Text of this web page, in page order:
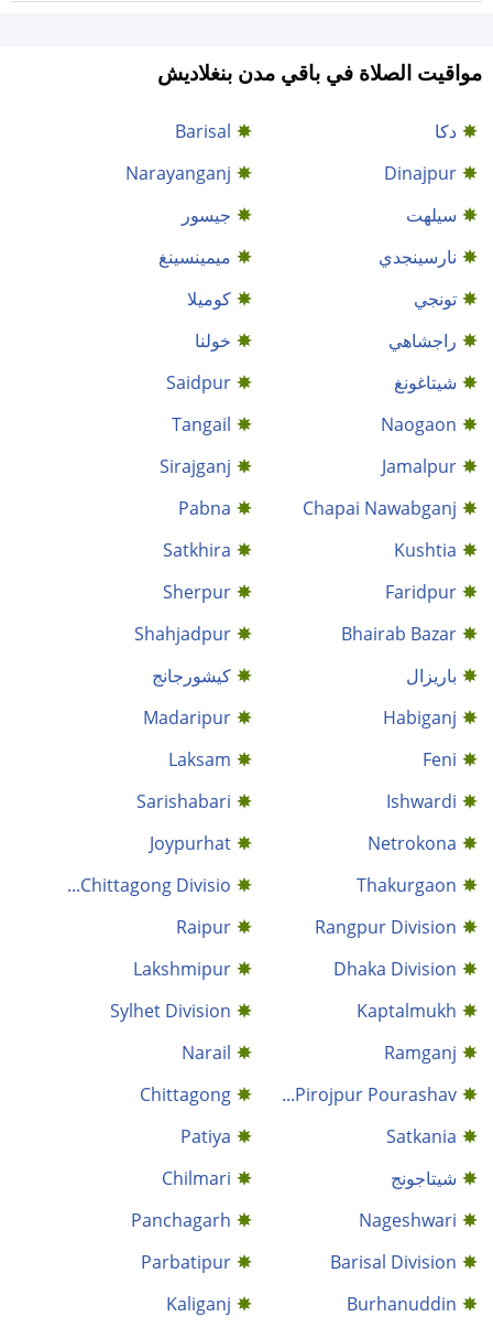
مواقيت الصلاة في باقي مدن بنغلاديش
دكا
Barisal
Dinajpur
Narayanganj
سيلهت
جيسور
نارسينجدي
ميمينسينغ
تونجي
كوميلا
راجشاهي
خولنا
شيتاغونغ
Saidpur
Naogaon
Tangail
Jamalpur
Sirajganj
Chapai Nawabganj
Pabna
Kushtia
Satkhira
Faridpur
Sherpur
Bhairab Bazar
Shahjadpur
باريزال
كيشورجانج
Habiganj
Madaripur
Feni
Laksam
Ishwardi
Sarishabari
Netrokona
Joypurhat
Thakurgaon
Chittagong Divisio...
Rangpur Division
Raipur
Dhaka Division
Lakshmipur
Kaptalmukh
Sylhet Division
Ramganj
Narail
Pirojpur Pourashav...
Chittagong
Satkania
Patiya
شيتاجونج
Chilmari
Nageshwari
Panchagarh
Barisal Division
Parbatipur
Burhanuddin
Kaliganj